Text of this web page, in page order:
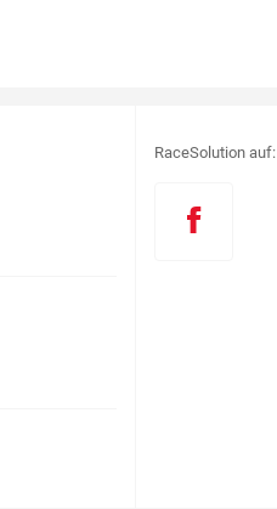
RaceSolution auf: